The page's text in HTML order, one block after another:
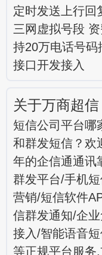
定时发送上行回
三网虚拟号段
持20万电话号码
接口开发接入
关于万商超信
短信公司平台哪
和群发短信？欢
年的企信通通讯
群发平台/手机
营销/短信软件
信群发通知/企
接入/智能语音
等正规平台服务